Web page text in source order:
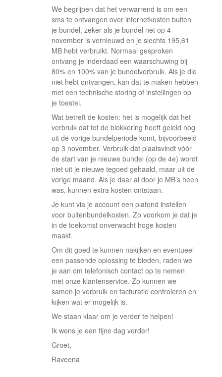
We begrijpen dat het verwarrend is om een
sms te ontvangen over internetkosten buiten
je bundel, zeker als je bundel net op 4
november is vernieuwd en je slechts 195,61
MB hebt verbruikt. Normaal gesproken
ontvang je inderdaad een waarschuwing bij
80% en 100% van je bundelverbruik. Als je die
niet hebt ontvangen, kan dat te maken hebben
met een technische storing of instellingen op
je toestel.
Wat betreft de kosten: het is mogelijk dat het
verbruik dat tot de blokkering heeft geleid nog
uit de vorige bundelperiode komt, bijvoorbeeld
op 3 november. Verbruik dat plaatsvindt vóór
de start van je nieuwe bundel (op de 4e) wordt
niet uit je nieuwe tegoed gehaald, maar uit de
vorige maand. Als je daar al door je MB’s heen
was, kunnen extra kosten ontstaan.
Je kunt via je account een plafond instellen
voor buitenbundelkosten. Zo voorkom je dat je
in de toekomst onverwacht hoge kosten
maakt.
Om dit goed te kunnen nakijken en eventueel
een passende oplossing te bieden, raden we
je aan om telefonisch contact op te nemen
met onze klantenservice. Zo kunnen we
samen je verbruik en facturatie controleren en
kijken wat er mogelijk is.
We staan klaar om je verder te helpen!
Ik wens je een fijne dag verder!
Groet,
Raveena